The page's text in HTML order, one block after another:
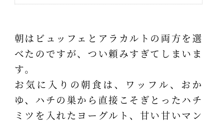
朝はビュッフェとアラカルトの両方を選
べたのですが、つい頼みすぎてしまいま
す。
お気に入りの朝食は、ワッフル、おか
ゆ、ハチの巣から直接こそぎとったハチ
ミツを入れたヨーグルト、甘い甘いマン